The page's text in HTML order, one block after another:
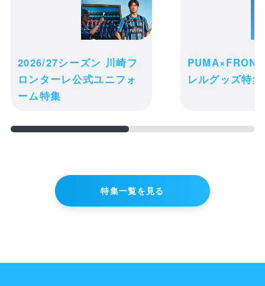
品・交換は一切お受け出来ません。予め
ご了承ください。
購入手続きへ進む
2026/27シーズン 川崎フ
ロンターレ公式ユニフォ
ーム特集
レルグッズ特
特集一覧を見る